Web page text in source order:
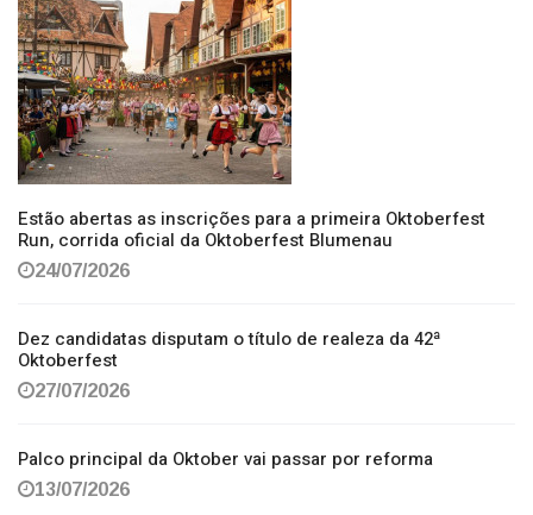
Estão abertas as inscrições para a primeira Oktoberfest
Run, corrida oficial da Oktoberfest Blumenau
24/07/2026
Dez candidatas disputam o título de realeza da 42ª
Oktoberfest
27/07/2026
Palco principal da Oktober vai passar por reforma
13/07/2026